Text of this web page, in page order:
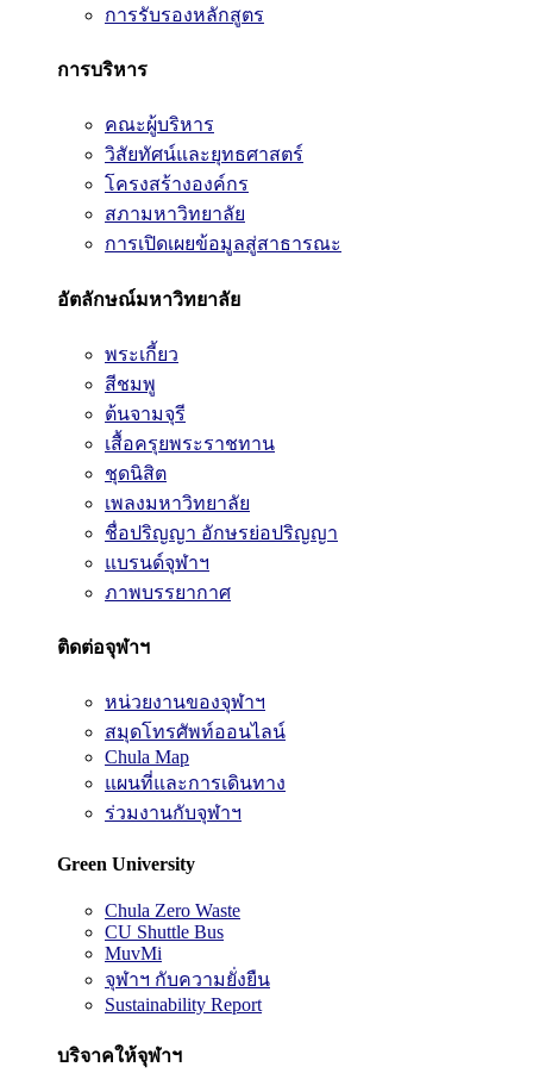
การรับรองหลักสูตร
การบริหาร
คณะผู้บริหาร
วิสัยทัศน์และยุทธศาสตร์
โครงสร้างองค์กร
สภามหาวิทยาลัย
การเปิดเผยข้อมูลสู่สาธารณะ
อัตลักษณ์มหาวิทยาลัย
พระเกี้ยว
สีชมพู
ต้นจามจุรี
เสื้อครุยพระราชทาน
ชุดนิสิต
เพลงมหาวิทยาลัย
ชื่อปริญญา อักษรย่อปริญญา
แบรนด์จุฬาฯ
ภาพบรรยากาศ
ติดต่อจุฬาฯ
หน่วยงานของจุฬาฯ
สมุดโทรศัพท์ออนไลน์
Chula Map
แผนที่และการเดินทาง
ร่วมงานกับจุฬาฯ
Green University
Chula Zero Waste
CU Shuttle Bus
MuvMi
จุฬาฯ กับความยั่งยืน
Sustainability Report
บริจาคให้จุฬาฯ